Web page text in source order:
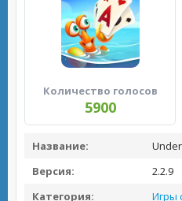
Количество голосов
5900
Название:
Версия:
2.2.9
Категория:
Игры